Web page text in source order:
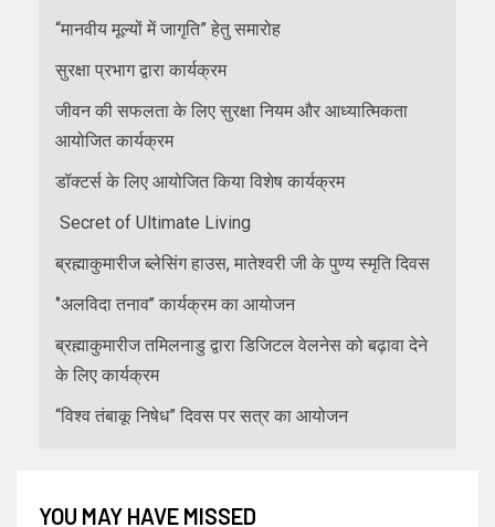
“मानवीय मूल्यों में जागृति” हेतु समारोह
सुरक्षा प्रभाग द्वारा कार्यक्रम
जीवन की सफलता के लिए सुरक्षा नियम और आध्यात्मिकता
आयोजित कार्यक्रम
डॉक्टर्स के लिए आयोजित किया विशेष कार्यक्रम
Secret of Ultimate Living
ब्रह्माकुमारीज ब्लेसिंग हाउस, मातेश्वरी जी के पुण्य स्मृति दिवस
‘’अलविदा तनाव’’ कार्यक्रम का आयोजन
ब्रह्माकुमारीज तमिलनाडु द्वारा डिजिटल वेलनेस को बढ़ावा देने
के लिए कार्यक्रम
“विश्व तंबाकू निषेध” दिवस पर सत्र का आयोजन
YOU MAY HAVE MISSED